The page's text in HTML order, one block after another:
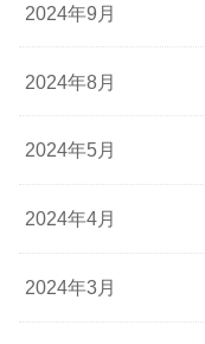
2024年9月
2024年8月
2024年5月
2024年4月
2024年3月